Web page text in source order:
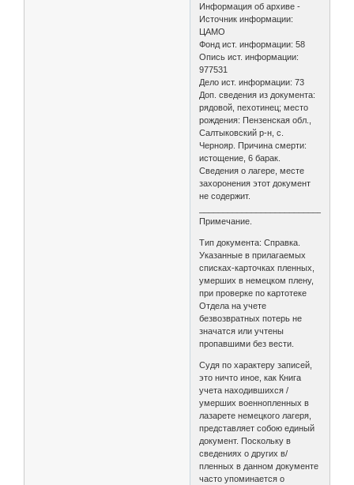
Информация об архиве -
Источник информации:
ЦАМО
Фонд ист. информации: 58
Опись ист. информации:
977531
Дело ист. информации: 73
Доп. сведения из документа:
рядовой, пехотинец; место
рождения: Пензенская обл.,
Салтыковский р-н, с.
Чернояр. Причина смерти:
истощение, 6 барак.
Сведения о лагере, месте
захоронения этот документ
не содержит.
Примечание.
Тип документа: Справка.
Указанные в прилагаемых
списках-карточках пленных,
умерших в немецком плену,
при проверке по картотеке
Отдела на учете
безвозвратных потерь не
значатся или учтены
пропавшими без вести.
Судя по характеру записей,
это ничто иное, как Книга
учета находившихся /
умерших военнопленных в
лазарете немецкого лагеря,
представляет собою единый
документ. Поскольку в
сведениях о других в/
пленных в данном документе
часто упоминается о